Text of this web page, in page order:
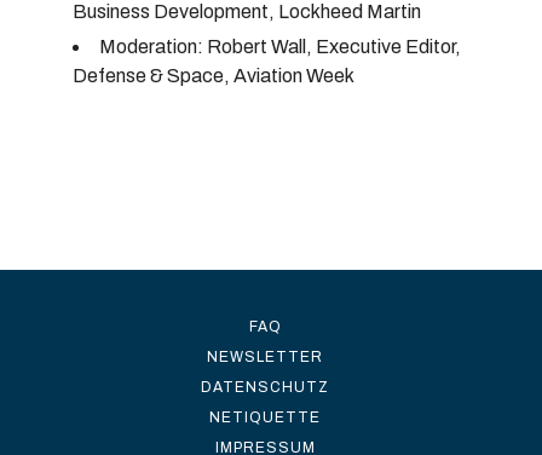
Business Development, Lockheed Martin
Moderation: Robert Wall , Executive Editor,
Defense & Space, Aviation Week
FAQ
NEWSLETTER
DATENSCHUTZ
NETIQUETTE
IMPRESSUM